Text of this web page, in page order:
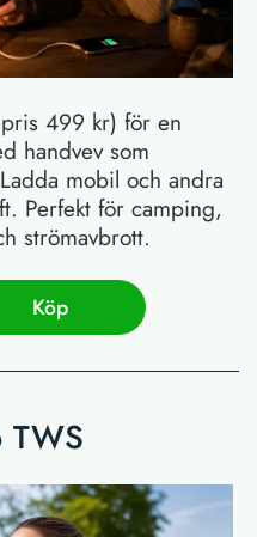
499 kr) för en
handvev som
mobil och andra
Perfekt för camping,
strömavbrott.
Köp
TWS